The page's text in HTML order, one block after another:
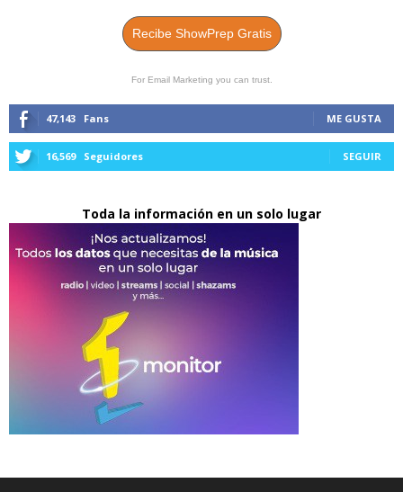
Recibe ShowPrep Gratis
For Email Marketing you can trust.
47,143 Fans ME GUSTA
16,569 Seguidores SEGUIR
Toda la información en un solo lugar